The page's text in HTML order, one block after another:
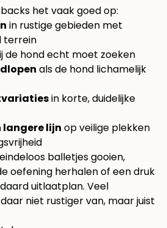
het vaak goed op:
in rustige gebieden met
terrein
de hond echt moet zoeken
als de hond lichamelijk
in korte, duidelijke
langere lijn op veilige plekken
balletjes gooien,
oefening herhalen of een druk
uitlaatplan. Veel
niet rustiger van, maar juist